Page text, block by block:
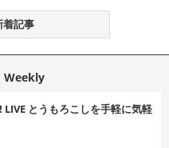
着記事
Weekly
LIVE とうもろこしを手軽に気軽